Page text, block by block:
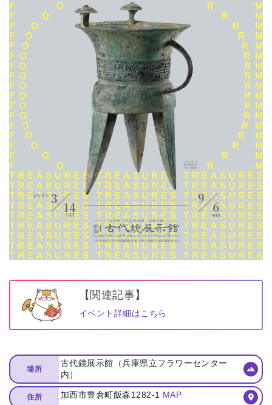
【関連記事】
イベント詳細はこちら
場所
古代鏡展示館（兵庫県立フラワーセンター
内）
住所 加西市豊倉町飯森1282-1 MAP